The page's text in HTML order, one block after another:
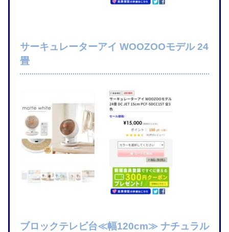
サーキュレーターアイ WOOZOOモデル 24
畳
ブロックテレビ台≪幅120cm≫ ナチュラル